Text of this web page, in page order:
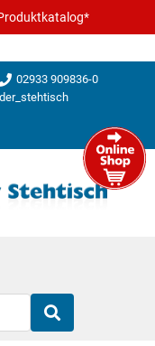
02933 909836-0
der_stehtisch